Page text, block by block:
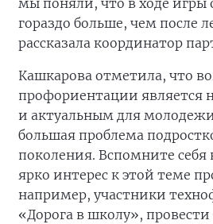
мы поняли, что в ходе
гораздо больше, чем после
рассказала координатор
Кашкарова отметила, что
профориентации является
и актуальным для
большая проблема
поколения. Вспомните себя
ярко интерес к этой теме
например, участники
«Дорога в школу»,